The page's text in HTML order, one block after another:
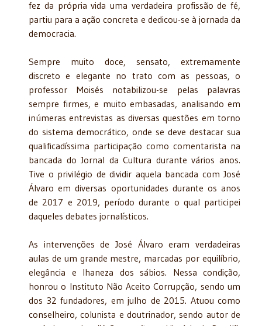
fez da própria vida uma verdadeira profissão de fé,
partiu para a ação concreta e dedicou-se à jornada da
democracia.
Sempre muito doce, sensato, extremamente
discreto e elegante no trato com as pessoas, o
professor Moisés notabilizou-se pelas palavras
sempre firmes, e muito embasadas, analisando em
inúmeras entrevistas as diversas questões em torno
do sistema democrático, onde se deve destacar sua
qualificadíssima participação como comentarista na
bancada do Jornal da Cultura durante vários anos.
Tive o privilégio de dividir aquela bancada com José
Álvaro em diversas oportunidades durante os anos
de 2017 e 2019, período durante o qual participei
daqueles debates jornalísticos.
As intervenções de José Álvaro eram verdadeiras
aulas de um grande mestre, marcadas por equilíbrio,
elegância e lhaneza dos sábios. Nessa condição,
honrou o Instituto Não Aceito Corrupção, sendo um
dos 32 fundadores, em julho de 2015. Atuou como
conselheiro, colunista e doutrinador, sendo autor de